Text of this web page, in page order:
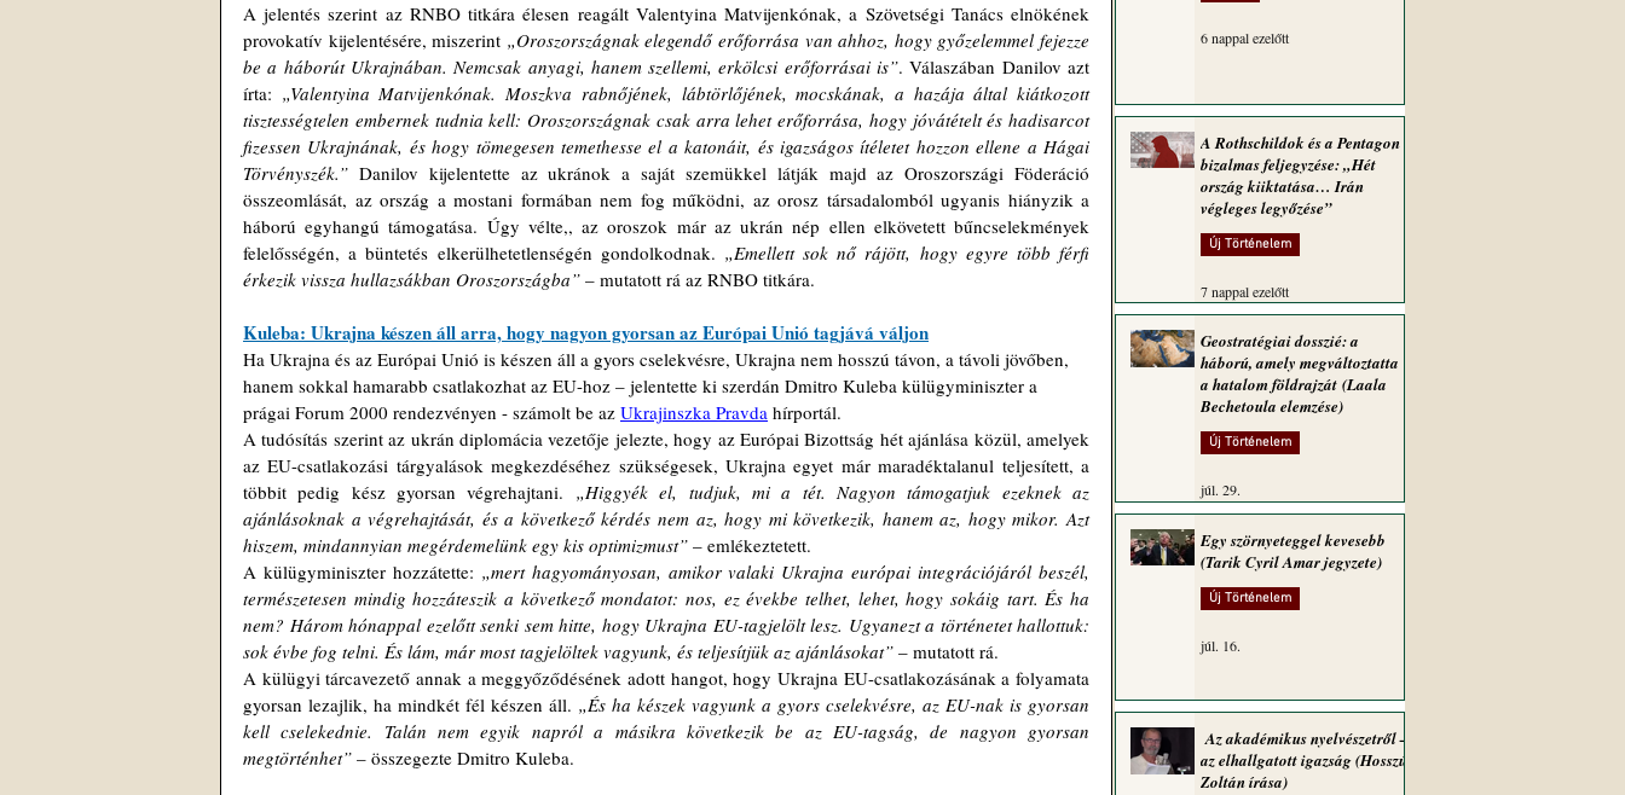
A jelentés szerint az RNBO titkára élesen reagált Valentyina Matvijenkónak, a Szövetségi Tanács elnökének
provokatív kijelentésére, miszerint „Oroszországnak elegendő erőforrása van ahhoz, hogy győzelemmel fejezze
be a háborút Ukrajnában. Nemcsak anyagi, hanem szellemi, erkölcsi erőforrásai is”. Válaszában Danilov azt
írta: „Valentyina Matvijenkónak. Moszkva rabnőjének, lábtörlőjének, mocskának, a hazája által kiátkozott
tisztességtelen embernek tudnia kell: Oroszországnak csak arra lehet erőforrása, hogy jóvátételt és hadisarcot
fizessen Ukrajnának, és hogy tömegesen temethesse el a katonáit, és igazságos ítéletet hozzon ellene a Hágai
Törvényszék.” Danilov kijelentette az ukránok a saját szemükkel látják majd az Oroszországi Föderáció
összeomlását, az ország a mostani formában nem fog működni, az orosz társadalomból ugyanis hiányzik a
háború egyhangú támogatása. Úgy vélte,, az oroszok már az ukrán nép ellen elkövetett bűncselekmények
felelősségén, a büntetés elkerülhetetlenségén gondolkodnak. „Emellett sok nő rájött, hogy egyre több férfi
érkezik vissza hullazsákban Oroszországba” – mutatott rá az RNBO titkára.
Kuleba: Ukrajna készen áll arra, hogy nagyon gyorsan az Európai Unió tagjává váljon
Ha Ukrajna és az Európai Unió is készen áll a gyors cselekvésre, Ukrajna nem hosszú távon, a távoli jövőben,
hanem sokkal hamarabb csatlakozhat az EU-hoz – jelentette ki szerdán Dmitro Kuleba külügyminiszter a
prágai Forum 2000 rendezvényen - számolt be az Ukrajinszka Pravda hírportál.
A tudósítás szerint az ukrán diplomácia vezetője jelezte, hogy az Európai Bizottság hét ajánlása közül, amelyek
az EU-csatlakozási tárgyalások megkezdéséhez szükségesek, Ukrajna egyet már maradéktalanul teljesített, a
többit pedig kész gyorsan végrehajtani. „Higgyék el, tudjuk, mi a tét. Nagyon támogatjuk ezeknek az
ajánlásoknak a végrehajtását, és a következő kérdés nem az, hogy mi következik, hanem az, hogy mikor. Azt
hiszem, mindannyian megérdemelünk egy kis optimizmust” – emlékeztetett.
A külügyminiszter hozzátette: „mert hagyományosan, amikor valaki Ukrajna európai integrációjáról beszél,
természetesen mindig hozzáteszik a következő mondatot: nos, ez évekbe telhet, lehet, hogy sokáig tart. És ha
nem? Három hónappal ezelőtt senki sem hitte, hogy Ukrajna EU-tagjelölt lesz. Ugyanezt a történetet hallottuk:
sok évbe fog telni. És lám, már most tagjelöltek vagyunk, és teljesítjük az ajánlásokat” – mutatott rá.
A külügyi tárcavezető annak a meggyőződésének adott hangot, hogy Ukrajna EU-csatlakozásának a folyamata
gyorsan lezajlik, ha mindkét fél készen áll. „És ha készek vagyunk a gyors cselekvésre, az EU-nak is gyorsan
kell cselekednie. Talán nem egyik napról a másikra következik be az EU-tagság, de nagyon gyorsan
megtörténhet” – összegezte Dmitro Kuleba.
6 nappal ezelőtt
A Rothschildok és a Pentagon
bizalmas feljegyzése: „Hét
ország kiiktatása… Irán
végleges legyőzése”
Új Történelem
7 nappal ezelőtt
Geostratégiai dosszié: a
háború, amely megváltoztatta
a hatalom földrajzát (Laala
Bechetoula elemzése)
Új Történelem
júl. 29.
Egy szörnyeteggel kevesebb
(Tarik Cyril Amar jegyzete)
Új Történelem
júl. 16.
Az akadémikus nyelvészetről –
az elhallgatott igazság (Hosszú
Zoltán írása)